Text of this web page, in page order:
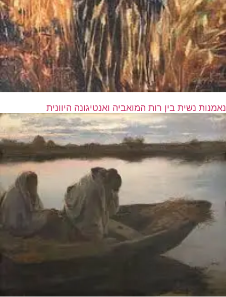
נאמנות נשית בין רות המואביה ואנטיגונה היוונית